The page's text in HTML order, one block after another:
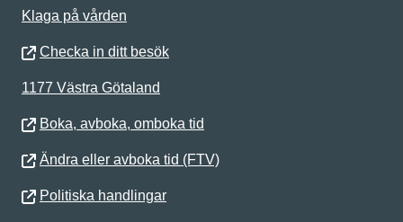
Klaga på vården
Checka in ditt besök
1177 Västra Götaland
Boka, avboka, omboka tid
Ändra eller avboka tid (FTV)
Politiska handlingar